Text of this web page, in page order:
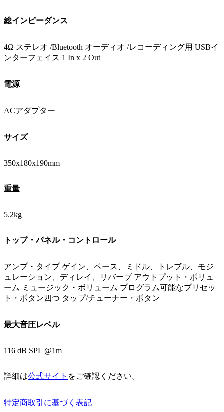
総インピーダンス
4Ω ステレオ /Bluetooth オーディオ /レコーディング用 USBイ
ンターフェイス 1 In x 2 Out
電源
ACアダプター
サイズ
350x180x190mm
重量
5.2kg
トップ・パネル・コントロール
アンプ・タイプ ゲイン、ベース、ミドル、トレブル、モジ
ュレーション、ディレイ、リバーブ アウトプット・ボリュ
ーム ミュージック・ボリューム プログラム可能なプリセッ
ト・ボタン四つ タップ/チューナー・ボタン
最大音圧レベル
116 dB SPL @1m
詳細は公式サイト をご確認ください。
特定商取引に基づく表記